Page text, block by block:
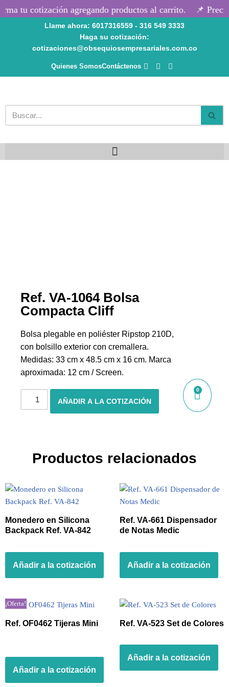
contenido
tu cotización agregando productos al carrito. 📌
Llame ahora: 6017316559 - 316 549 3333
Haga su cotización:
cotizaciones@obsequiosempresariales.com.co
Quienes SomosContáctenos
0
Ref. VA-1064 Bolsa
Compacta Cliff
Bolsa plegable en poliéster Ripstop 210D,
con bolsillo exterior con cremallera.
Medidas: 33 cm x 48.5 cm x 16 cm. Marca
aproximada: 12 cm / Screen.
AÑADIR A LA COTIZACIÓN
Productos relacionados
Monedero en Silicona
Backpack Ref. VA-842
Añadir a la cotización
Ref. VA-661 Dispensador
de Notas Medic
Añadir a la cotización
¡Oferta!
Ref. OF0462 Tijeras Mini
Añadir a la cotización
Ref. VA-523 Set de Colores
Añadir a la cotización